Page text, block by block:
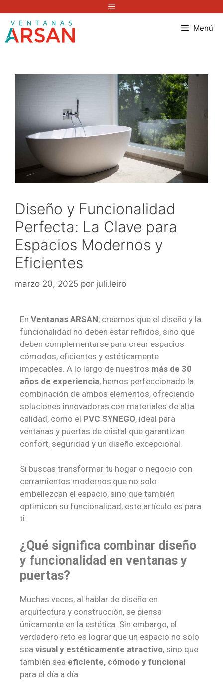
Menú
Diseño y Funcionalidad
Perfecta: La Clave para
Espacios Modernos y
Eficientes
marzo 20, 2025 por juli.leiro
En Ventanas ARSAN, creemos que el diseño y la
funcionalidad no deben estar reñidos, sino que
deben complementarse para crear espacios
cómodos, eficientes y estéticamente
impecables. A lo largo de nuestros más de 30
años de experiencia, hemos perfeccionado la
combinación de ambos elementos, ofreciendo
soluciones innovadoras con materiales de alta
calidad, como el PVC SYNEGO, ideal para
ventanas y puertas de cristal que garantizan
confort, seguridad y un diseño excepcional.
Si buscas transformar tu hogar o negocio con
cerramientos modernos que no solo
embellezcan el espacio, sino que también
optimicen su funcionalidad, este artículo es para
ti.
¿Qué significa combinar diseño
y funcionalidad en ventanas y
puertas?
Muchas veces, al hablar de diseño en
arquitectura y construcción, se piensa
únicamente en la estética. Sin embargo, el
verdadero reto es lograr que un espacio no solo
sea visual y estéticamente atractivo, sino que
también sea eficiente, cómodo y funcional
para el día a día.